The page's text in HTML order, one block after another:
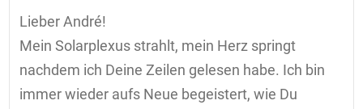
Lieber André!
Mein Solarplexus strahlt, mein Herz springt
nachdem ich Deine Zeilen gelesen habe. Ich bin
immer wieder aufs Neue begeistert, wie Du